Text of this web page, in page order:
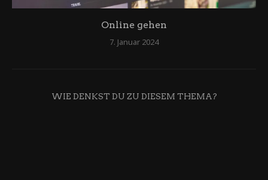
Online gehen
7. Januar 2024
WIE DENKST DU ZU DIESEM THEMA?